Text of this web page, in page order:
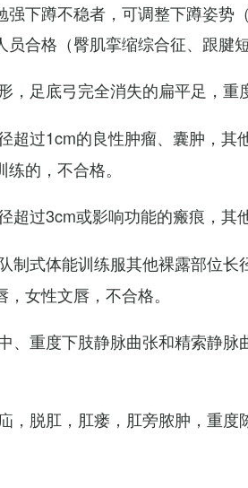
强下蹲不稳者，可调整下蹲姿势
合格（臀肌挛缩综合征、跟腱
，足底弓完全消失的扁平足，重
超过1cm的良性肿瘤、囊肿，
的，不合格。
超过3cm或影响功能的瘢痕，其
制式体能训练服其他裸露部位
女性文唇，不合格。
、重度下肢静脉曲张和精索静
，脱肛，肛瘘，肛旁脓肿，重度